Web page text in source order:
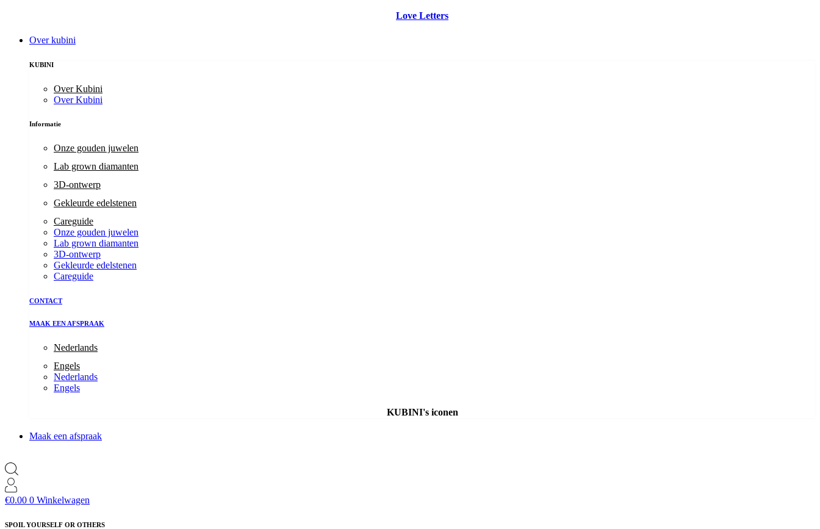
Love Letters
Over kubini
KUBINI
Over Kubini
Over Kubini
Informatie
Onze gouden juwelen
Lab grown diamanten
3D-ontwerp
Gekleurde edelstenen
Careguide
Onze gouden juwelen
Lab grown diamanten
3D-ontwerp
Gekleurde edelstenen
Careguide
CONTACT
MAAK EEN AFSPRAAK
Nederlands
Engels
Nederlands
Engels
KUBINI's iconen
Maak een afspraak
€0.00 0 Winkelwagen
SPOIL YOURSELF OR OTHERS